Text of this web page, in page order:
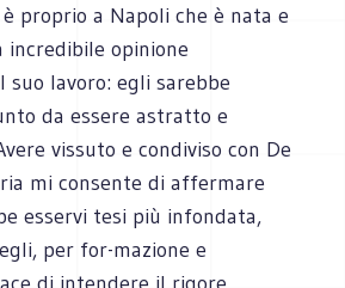
proprio a Napoli che è nata e
incredibile opinione
suo lavoro: egli sarebbe
da essere astratto e
vissuto e condiviso con De
mi consente di affermare
esservi tesi più infondata,
per for-mazione e